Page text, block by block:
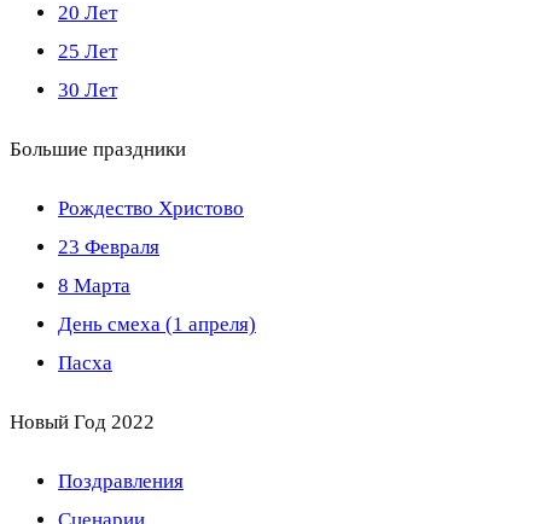
20 Лет
25 Лет
30 Лет
Большие праздники
Рождество Христово
23 Февраля
8 Марта
День смеха (1 апреля)
Пасха
Новый Год 2022
Поздравления